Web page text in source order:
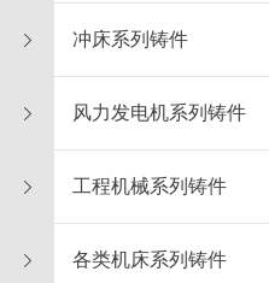
冲床系列铸件
风力发电机系列铸件
工程机械系列铸件
各类机床系列铸件